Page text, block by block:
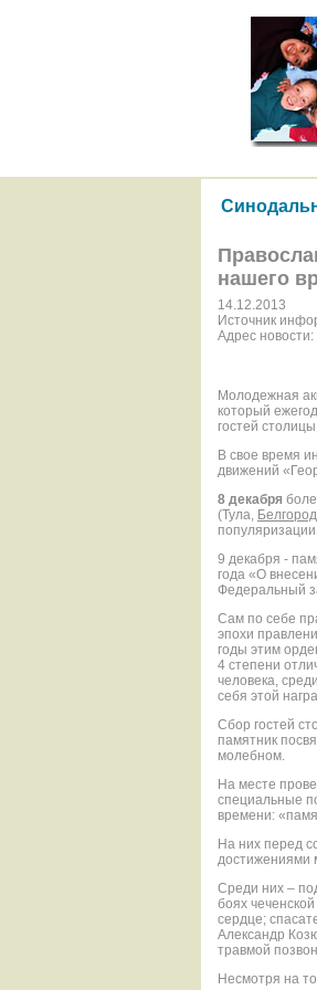
нашего
14.12.2013
Источник
Адрес новости:
Молодежная
который
гостей
В свое время
движений
8 декабря
(Тула, Белгород
9 декабря -
года «О
Федеральный
Сам по себе
эпохи
годы этим
4 степени
человека,
себя этой
Сбор гостей
памятник
молебном.
На месте
специальные
времени:
На них перед
достижениями
Среди них –
боях
сердце;
Александр
травмой
Несмотря на